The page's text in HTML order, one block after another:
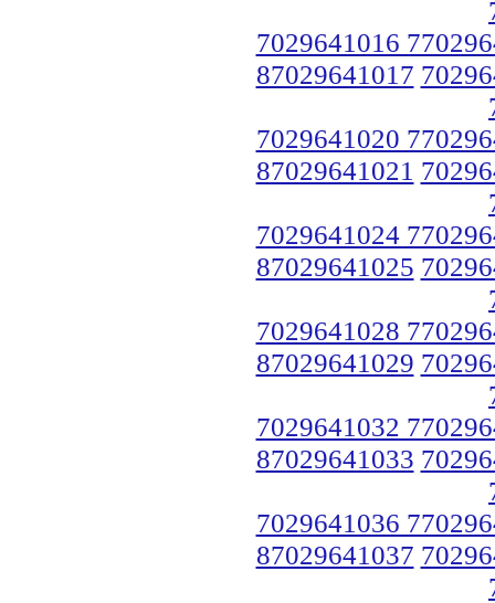
7029641016
87029641017
7029641020
87029641021
7029641024
87029641025
7029641028
87029641029
7029641032
87029641033
7029641036
87029641037